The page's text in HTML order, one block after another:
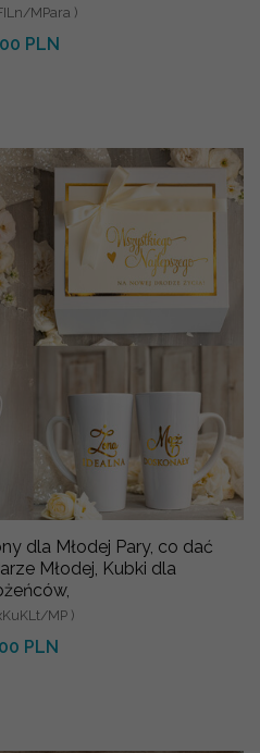
MPara )
PLN
dla Młodej Pary, co dać
Młodej, Kubki dla
MP )
PLN